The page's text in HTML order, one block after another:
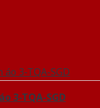
3-TQA-SGD